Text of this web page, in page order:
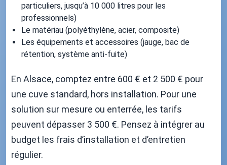
particuliers, jusqu’à 10 000 litres pour les
professionnels)
Le matériau (polyéthylène, acier, composite)
Les équipements et accessoires (jauge, bac de
rétention, système anti-fuite)
En Alsace, comptez entre 600 € et 2 500 € pour
une cuve standard, hors installation. Pour une
solution sur mesure ou enterrée, les tarifs
peuvent dépasser 3 500 €. Pensez à intégrer au
budget les frais d’installation et d’entretien
régulier.